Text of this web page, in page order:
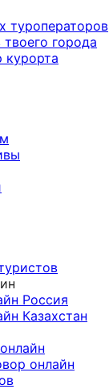
туроператоров
твоего города
Россия
Казахстан
онлайн